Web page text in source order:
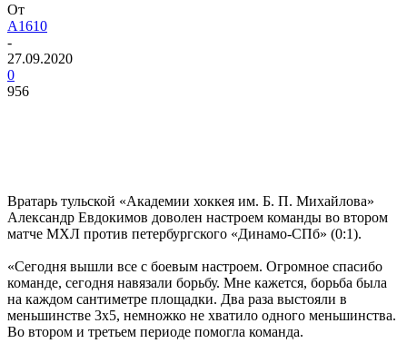
От
A1610
-
27.09.2020
0
956
Вратарь тульской «Академии хоккея им. Б. П. Михайлова»
Александр Евдокимов доволен настроем команды во втором
матче МХЛ против петербургского «Динамо-СПб» (0:1).
«Сегодня вышли все с боевым настроем. Огромное спасибо
команде, сегодня навязали борьбу. Мне кажется, борьба была
на каждом сантиметре площадки. Два раза выстояли в
меньшинстве 3х5, немножко не хватило одного меньшинства.
Во втором и третьем периоде помогла команда.